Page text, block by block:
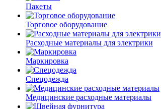
Пакеты
Торговое оборудование
Расходные материалы для электрики
Маркировка
Спецодежда
Медицинские расходные материалы